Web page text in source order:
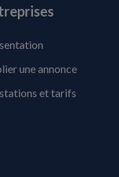
une annonce
et tarifs